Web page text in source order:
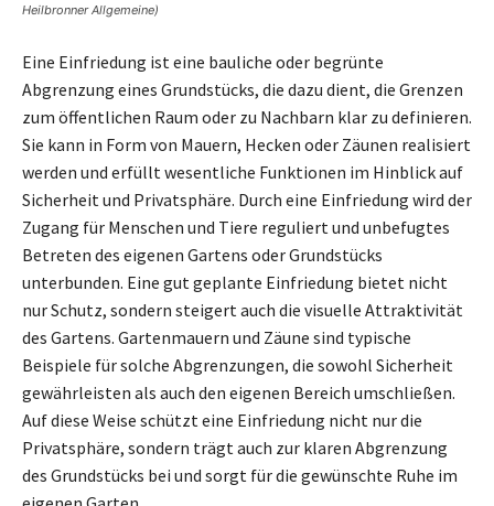
Heilbronner Allgemeine)
Eine Einfriedung ist eine bauliche oder begrünte
Abgrenzung eines Grundstücks, die dazu dient, die Grenzen
zum öffentlichen Raum oder zu Nachbarn klar zu definieren.
Sie kann in Form von Mauern, Hecken oder Zäunen realisiert
werden und erfüllt wesentliche Funktionen im Hinblick auf
Sicherheit und Privatsphäre. Durch eine Einfriedung wird der
Zugang für Menschen und Tiere reguliert und unbefugtes
Betreten des eigenen Gartens oder Grundstücks
unterbunden. Eine gut geplante Einfriedung bietet nicht
nur Schutz, sondern steigert auch die visuelle Attraktivität
des Gartens. Gartenmauern und Zäune sind typische
Beispiele für solche Abgrenzungen, die sowohl Sicherheit
gewährleisten als auch den eigenen Bereich umschließen.
Auf diese Weise schützt eine Einfriedung nicht nur die
Privatsphäre, sondern trägt auch zur klaren Abgrenzung
des Grundstücks bei und sorgt für die gewünschte Ruhe im